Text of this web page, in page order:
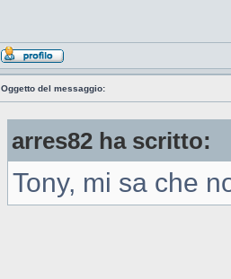
Oggetto del messaggio:
arres82 ha scritto:
Tony, mi sa che